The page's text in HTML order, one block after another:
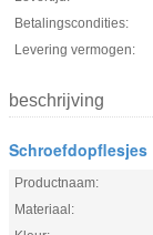
Betalingscondities:
Levering vermogen:
beschrijving
Schroefdopflesjes
Productnaam:
Materiaal: